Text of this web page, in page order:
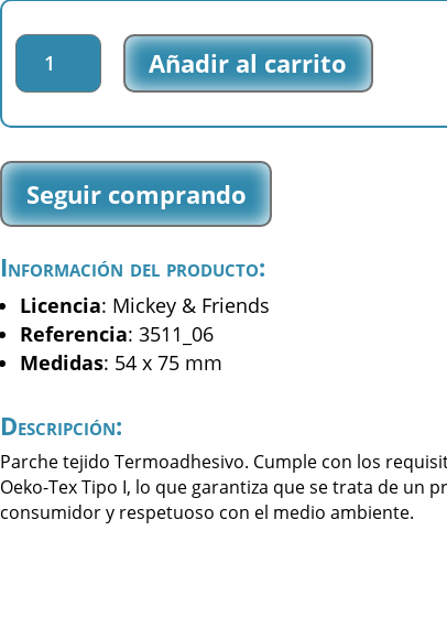
Parche
tejido
Mickey
&
-
Pluto
-
cantidad
Añadir al carrito
Seguir comprando
Información del producto:
Licencia: Mickey & Friends
Referencia: 3511_06
Medidas: 54 x 75 mm
Descripción:
Parche tejido Termoadhesivo. Cumple con los
Oeko-Tex Tipo I, lo que garantiza que se trata de un
consumidor y respetuoso con el medio ambiente.